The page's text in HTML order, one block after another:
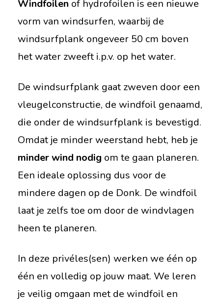
Windfoilen of hydrofoilen is een nieuwe
vorm van windsurfen, waarbij de
windsurfplank ongeveer 50 cm boven
het water zweeft i.p.v. op het water.
De windsurfplank gaat zweven door een
vleugelconstructie, de windfoil genaamd,
die onder de windsurfplank is bevestigd.
Omdat je minder weerstand hebt, heb je
minder wind nodig om te gaan planeren.
Een ideale oplossing dus voor de
mindere dagen op de Donk. De windfoil
laat je zelfs toe om door de windvlagen
heen te planeren.
In deze privéles(sen) werken we één op
één en volledig op jouw maat. We leren
je veilig omgaan met de windfoil en